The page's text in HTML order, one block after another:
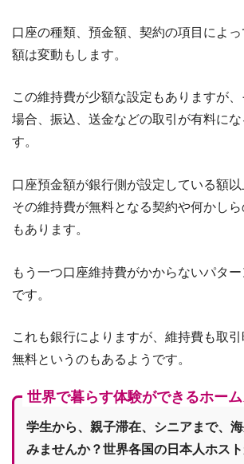
口座の種類、預金額、契約の項目によ
額は変動もします。
この維持費が少額な設定もありますが
場合、振込、送金などの取引が有料に
す。
口座預金額が銀行側が設定している額以
その維持費が無料となる契約や何かし
もあります。
もう一つ口座維持費がかからないパター
です。
これも銀行によりますが、維持費も取
無料というのもあるようです。
世界で暮らす体験ができるホー
学生から、親子滞在、シニアまで、
みませんか？世界各国の日本人ホス